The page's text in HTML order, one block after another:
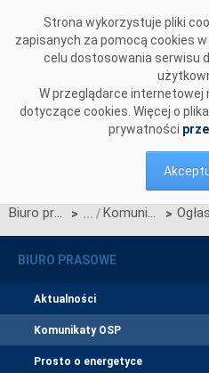
Strona wykorzystuje pliki
zapisanych za pomocą cookies
celu dostosowania serwisu
W przeglądarce
dotyczące cookies. Więcej o
prywatności
Biuro prasowe > Komunikaty OSP >
BIURO PRASOWE
Aktualności
Komunikaty OSP
Prosto o energetyce